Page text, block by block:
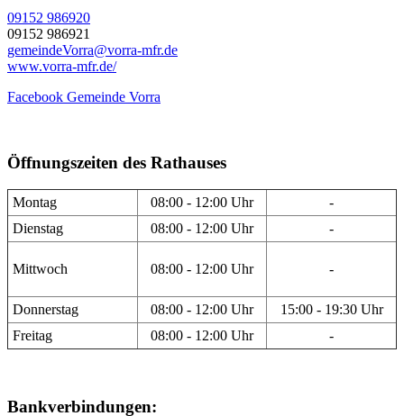
09152 986920
09152 986921
gemeindeVorra@vorra-mfr.de
www.vorra-mfr.de/
Facebook Gemeinde Vorra
Öffnungszeiten des Rathauses
Montag 08:00 - 12:00 Uhr
-
Dienstag
08:00 - 12:00 Uhr -
Mittwoch 08:00 - 12:00 Uhr -
Donnerstag 08:00 - 12:00 Uhr
15:00 - 19:30 Uhr
Freitag
08:00 - 12:00 Uhr -
Bankverbindungen: